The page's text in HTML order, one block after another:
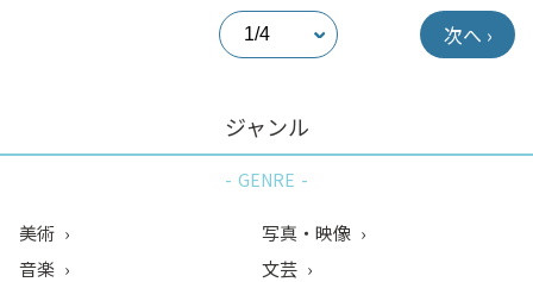
次へ ›
ジャンル
GENRE
美術
音楽
写真・映像
文芸